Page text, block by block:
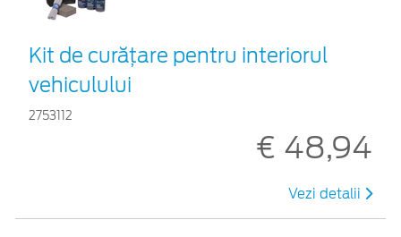
Kit de curățare pentru interiorul
vehiculului
2753112
€ 48,94
Vezi detalii